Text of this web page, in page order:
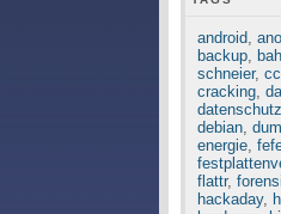
android,
backup,
schneier,
cracking,
datenschutz
debian,
energie,
flattr,
hackaday,